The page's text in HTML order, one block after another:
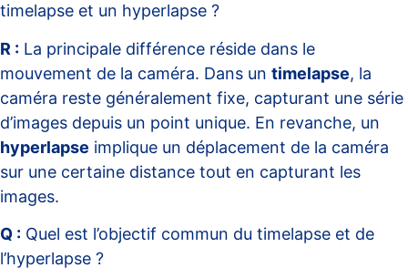
timelapse et un hyperlapse ?
R : La principale différence réside dans le
mouvement de la caméra. Dans un timelapse, la
caméra reste généralement fixe, capturant une série
d’images depuis un point unique. En revanche, un
hyperlapse implique un déplacement de la caméra
sur une certaine distance tout en capturant les
images.
Q : Quel est l’objectif commun du timelapse et de
l’hyperlapse ?